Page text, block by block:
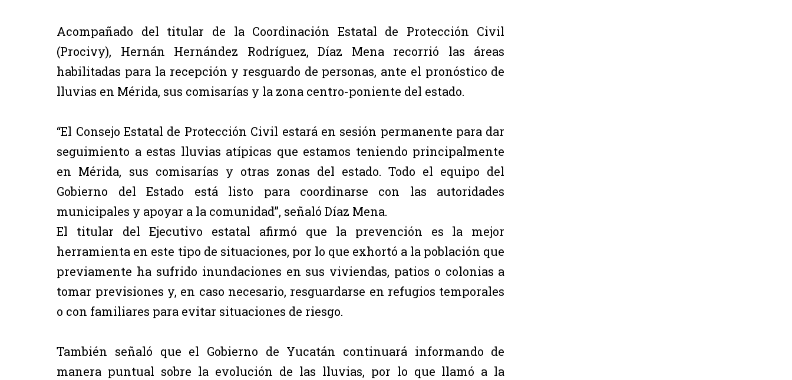
Acompañado del titular de la Coordinación Estatal de Protección Civil
(Procivy), Hernán Hernández Rodríguez, Díaz Mena recorrió las áreas
habilitadas para la recepción y resguardo de personas, ante el pronóstico de
lluvias en Mérida, sus comisarías y la zona centro-poniente del estado.
“El Consejo Estatal de Protección Civil estará en sesión permanente para dar
seguimiento a estas lluvias atípicas que estamos teniendo principalmente
en Mérida, sus comisarías y otras zonas del estado. Todo el equipo del
Gobierno del Estado está listo para coordinarse con las autoridades
municipales y apoyar a la comunidad”, señaló Díaz Mena.
El titular del Ejecutivo estatal afirmó que la prevención es la mejor
herramienta en este tipo de situaciones, por lo que exhortó a la población que
previamente ha sufrido inundaciones en sus viviendas, patios o colonias a
tomar previsiones y, en caso necesario, resguardarse en refugios temporales
o con familiares para evitar situaciones de riesgo.
También señaló que el Gobierno de Yucatán continuará informando de
manera puntual sobre la evolución de las lluvias, por lo que llamó a la